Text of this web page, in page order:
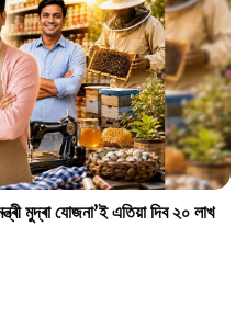
মুদ্ৰা যোজনা’ই এতিয়া দিব ২০ লাখ